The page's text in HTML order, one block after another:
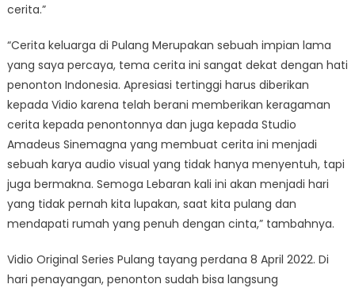
cerita.”
“Cerita keluarga di Pulang Merupakan sebuah impian lama
yang saya percaya, tema cerita ini sangat dekat dengan hati
penonton Indonesia. Apresiasi tertinggi harus diberikan
kepada Vidio karena telah berani memberikan keragaman
cerita kepada penontonnya dan juga kepada Studio
Amadeus Sinemagna yang membuat cerita ini menjadi
sebuah karya audio visual yang tidak hanya menyentuh, tapi
juga bermakna. Semoga Lebaran kali ini akan menjadi hari
yang tidak pernah kita lupakan, saat kita pulang dan
mendapati rumah yang penuh dengan cinta,” tambahnya.
Vidio Original Series Pulang tayang perdana 8 April 2022. Di
hari penayangan, penonton sudah bisa langsung